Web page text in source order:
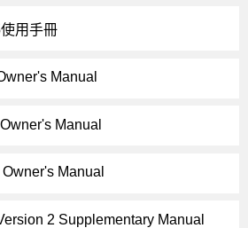
用手冊
Manual
Manual
Manual
2 Supplementary Manual